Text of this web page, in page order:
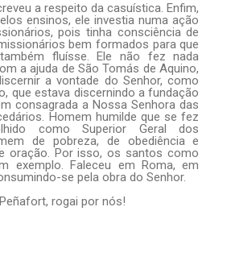
a respeito da casuística. Enfim,
ensinos, ele investia numa ação
pois tinha consciência de
bem formados para que
fluísse. Ele não fez nada
a ajuda de São Tomás de Aquino,
a vontade do Senhor, como
que estava discernindo a fundação
consagrada a Nossa Senhora das
Homem humilde que se fez
como Superior Geral dos
de pobreza, de obediência e
oração. Por isso, os santos como
exemplo. Faleceu em Roma, em
se pela obra do Senhor.
rogai por nós!